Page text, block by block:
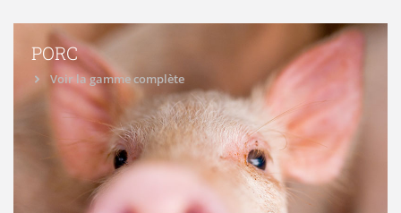
PORC
Voir la gamme complète